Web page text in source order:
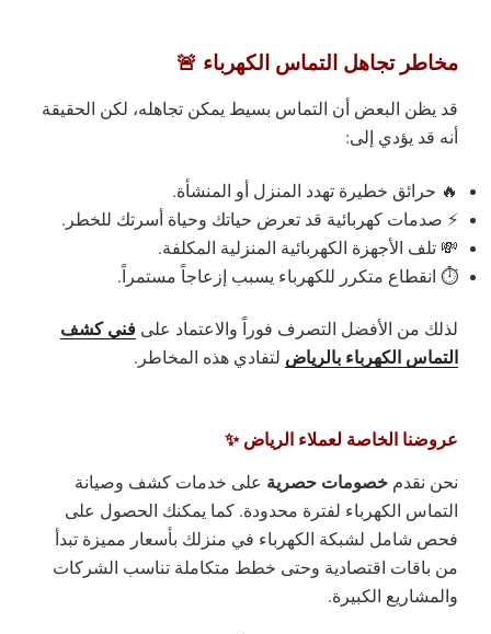
مخاطر تجاهل التماس الكهرباء 🚨
قد يظن البعض أن التماس بسيط يمكن تجاهله، لكن الحقيقة
أنه قد يؤدي إلى:
🔥 حرائق خطيرة تهدد المنزل أو المنشأة.
⚡ صدمات كهربائية قد تعرض حياتك وحياة أسرتك للخطر.
💸 تلف الأجهزة الكهربائية المنزلية المكلفة.
⏱ انقطاع متكرر للكهرباء يسبب إزعاجاً مستمراً.
لذلك من الأفضل التصرف فوراً والاعتماد على فني كشف
التماس الكهرباء بالرياض لتفادي هذه المخاطر.
عروضنا الخاصة لعملاء الرياض ✨
نحن نقدم خصومات حصرية على خدمات كشف وصيانة
التماس الكهرباء لفترة محدودة. كما يمكنك الحصول على
فحص شامل لشبكة الكهرباء في منزلك بأسعار مميزة تبدأ
من باقات اقتصادية وحتى خطط متكاملة تناسب الشركات
والمشاريع الكبيرة.